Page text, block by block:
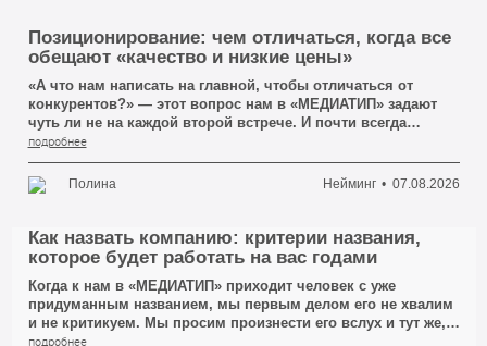
Позиционирование: чем отличаться, когда все
обещают «качество и низкие цены»
«А что нам написать на главной, чтобы отличаться от
конкурентов?» — этот вопрос нам в «МЕДИАТИП» задают
чуть ли не на каждой второй встрече. И почти всегда
человек уже знает, каким должен быть ответ. Он ждёт, что
мы предложим красивую формулировку про качество,
индивидуальный подход и низкие цены — что-нибудь, что
можно вынести крупными буквами на первый экран сайта.
три сайта ближайших конкурентов в Кемерово. И через
минуту человек сам всё видит: там написано ровно то же
самое, слово в слово.
подробнее
Полина Нейминг 07.08.2026
Как назвать компанию: критерии названия,
которое будет работать на вас годами
Когда к нам в «МЕДИАТИП» приходит человек с уже
придуманным названием, мы первым делом его не хвалим
и не критикуем. Мы просим произнести его вслух и тут же,
не глядя, записать на слух — так, как записал бы обычный
подробнее